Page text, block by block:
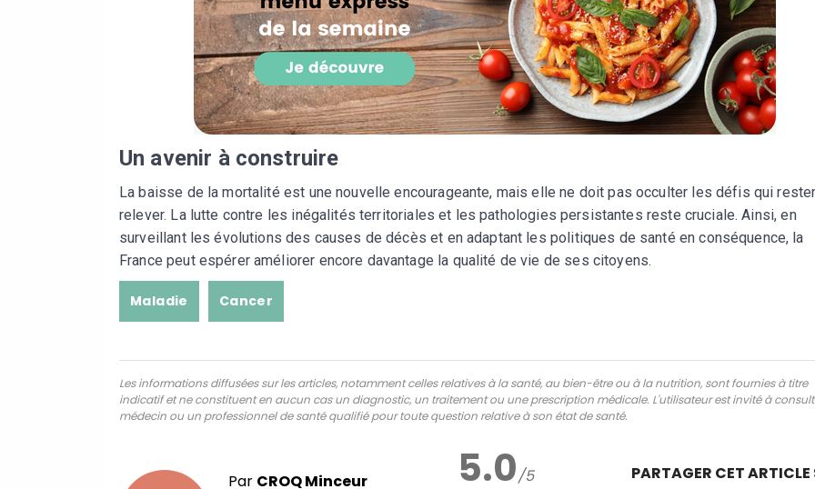
Un avenir à construire
La baisse de la mortalité est une nouvelle encourageante, mais elle ne doit pas occulter les défis qui
relever. La lutte contre les inégalités territoriales et les pathologies persistantes reste cruciale. Ainsi, en
surveillant les évolutions des causes de décès et en adaptant les politiques de santé en conséquence, la
France peut espérer améliorer encore davantage la qualité de vie de ses citoyens.
Maladie Cancer
Les informations diffusées sur les articles, notamment celles relatives à la santé, au bien-être ou à la nutrition, sont fournies à titre
indicatif et ne constituent en aucun cas un diagnostic, un traitement ou une prescription médicale. L'utilisateur est invité à
médecin ou un professionnel de santé qualifié pour toute question relative à son état de santé.
Par CROQ Minceur 5.0/5 PARTAGER CET ARTICLE